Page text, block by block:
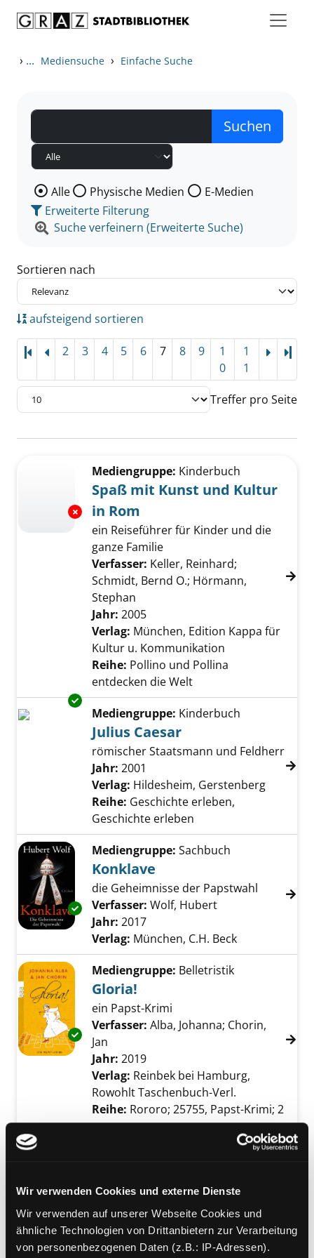
Wir verwenden Cookies und externe Dienste
Wir verwenden auf unserer Webseite Cookies und
ähnliche Technologien von Drittanbietern zur Verarbeitung
von personenbezogenen Daten (z.B.: IP-Adressen).
› ... Mediensuche › Einfache Suche
Wählen Sie die Medienart nach der Sie suchen wollen.
Alle Physische Medien
E-Medien
Erweiterte Filterung
Suche verfeinern (Erweiterte Suche)
Sortieren nach
aufsteigend sortieren
2 3 4 5 6 7 8 9
1
0
1
1
Treffer pro Seite
Zu den Suchfiltern springen
Exemplar-Details von Spaß mit Kunst und
Mediengruppe: Kinderbuch
Spaß mit Kunst und Kultur
in Rom
ein Reiseführer für Kinder und die
ganze Familie
Verfasser: Keller, Reinhard;
Schmidt, Bernd O.; Hörmann,
Stephan
Jahr: 2005
Verlag: München, Edition Kappa für
Kultur u. Kommunikation
Reihe: Pollino und Pollina
entdecken die Welt
Exemplar-Details von Julius Caesar anzeigen
Mediengruppe: Kinderbuch
Julius Caesar
römischer Staatsmann und Feldherr
Suche nach diesem Verfasser
Jahr: 2001
Verlag: Hildesheim, Gerstenberg
Reihe: Geschichte erleben,
Geschichte erleben
Exemplar-Details von Konklave anzeigen
Mediengruppe: Sachbuch
Konklave
die Geheimnisse der Papstwahl
Verfasser: Wolf, Hubert
Jahr: 2017
Verlag: München, C.H. Beck
Exemplar-Details von Gloria! anzeigen
Mediengruppe: Belletristik
Gloria!
ein Papst-Krimi
Verfasser: Alba, Johanna; Chorin,
Jan
Jahr: 2019
Verlag: Reinbek bei Hamburg,
Rowohlt Taschenbuch-Verl.
Reihe: Rororo; 25755, Papst-Krimi; 2
Verfasser:Alba, Johanna;Chorin,
Jan Suche nach diesem Verfasser
Jahr:2019
Verlag:Reinbek bei Hamburg,